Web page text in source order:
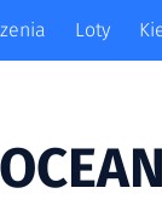
Loty